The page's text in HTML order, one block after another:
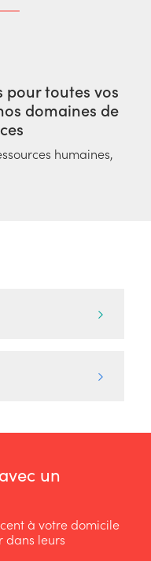
pour toutes vos
domaines de
humaines,
un
à votre domicile
dans leurs